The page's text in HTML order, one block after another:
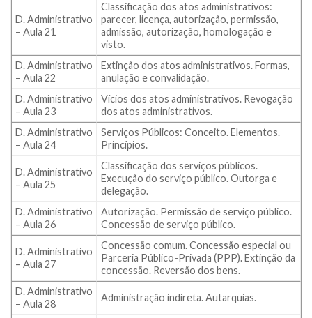
D. Administrativo
– Aula 21
Classificação dos atos administrativos:
parecer, licença, autorização, permissão,
admissão, autorização, homologação e
visto.
D. Administrativo
– Aula 22
Extinção dos atos administrativos. Formas,
anulação e convalidação.
D. Administrativo
– Aula 23
Vícios dos atos administrativos. Revogação
dos atos administrativos.
D. Administrativo
– Aula 24
Serviços Públicos: Conceito. Elementos.
Princípios.
D. Administrativo
– Aula 25
Classificação dos serviços públicos.
Execução do serviço público. Outorga e
delegação.
D. Administrativo
– Aula 26
Autorização. Permissão de serviço público.
Concessão de serviço público.
D. Administrativo
– Aula 27
Concessão comum. Concessão especial ou
Parceria Público-Privada (PPP). Extinção da
concessão. Reversão dos bens.
D. Administrativo
– Aula 28
Administração indireta. Autarquias.